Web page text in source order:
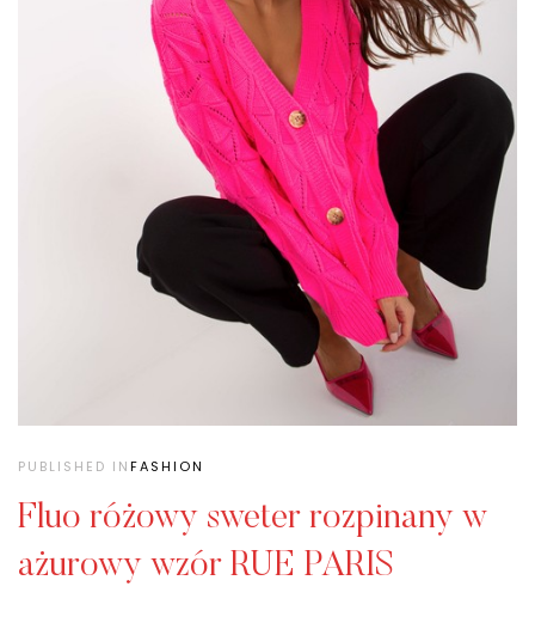
PUBLISHED INFASHION
Fluo różowy sweter rozpinany w
ażurowy wzór RUE PARIS